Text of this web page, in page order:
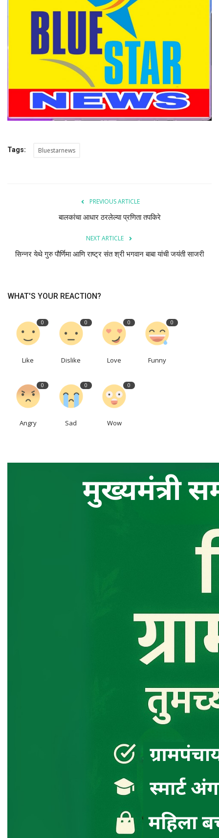
दिवाळी खरेदी
Events
Business
Personality of the Month
Tags: Bluestarnews
PREVIOUS ARTICLE
बालकांचा आधार ठरलेल्या प्रणिता तपकिरे
NEXT ARTICLE
सिन्नर येथे गुरु पौर्णिमा आणि राष्ट्र संत श्री भगवान बाबा यांची जयंती साजरी
WHAT'S YOUR REACTION?
0
Like
0
Dislike
0
Love
0
Funny
0
Angry
0
Sad
0
Wow